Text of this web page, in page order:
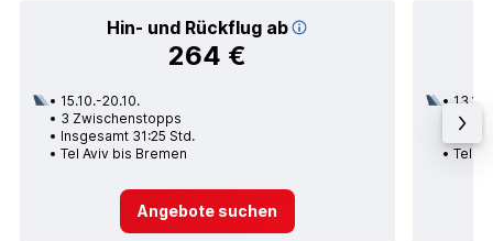
Hin- und Rückflug ab
264 €
15.10.-20.10.
3 Zwischenstopps
Insgesamt 31:25 Std.
Tel Aviv bis Bremen
Angebote suchen
13.10.
2
Tel